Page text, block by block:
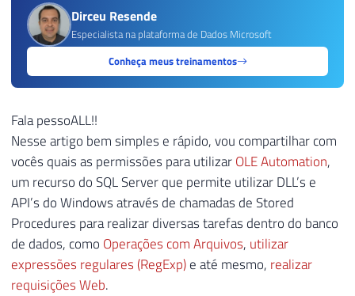
Dirceu Resende
Especialista na plataforma de Dados Microsoft
Conheça meus treinamentos
Fala pessoALL!!
Nesse artigo bem simples e rápido, vou compartilhar com
vocês quais as permissões para utilizarOLE Automation,
um recurso do SQL Server que permite utilizar DLL’s e
API’s do Windows através de chamadas de Stored
Procedures para realizar diversas tarefas dentro do banco
de dados, como Operações com Arquivos, utilizar
expressões regulares (RegExp)e até mesmo, realizar
requisições Web.